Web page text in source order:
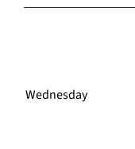
Wednesday